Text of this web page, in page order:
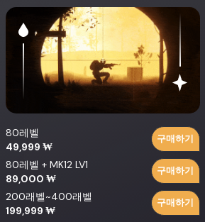
80레벨
49,999 ₩
구매하기
80레벨 + MK12 LV1
89,000 ₩
구매하기
200래벨~400래벨
199,999 ₩
구매하기